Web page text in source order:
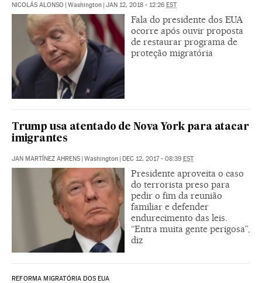
NICOLÁS ALONSO | Washington | JAN 12, 2018 - 12:26 EST
Fala do presidente dos EUA
ocorre após ouvir proposta
de restaurar programa de
proteção migratória
Trump usa atentado de Nova York para atacar
imigrantes
JAN MARTÍNEZ AHRENS | Washington | DEC 12, 2017 - 08:39 EST
Presidente aproveita o caso
do terrorista preso para
pedir o fim da reunião
familiar e defender
endurecimento das leis.
“Entra muita gente perigosa”,
diz
REFORMA MIGRATÓRIA DOS EUA